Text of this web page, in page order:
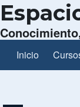
Inicio